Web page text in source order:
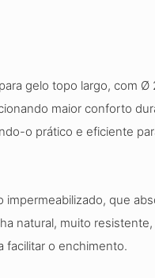
gelo topo largo, com
maior conforto
o prático e eficiente
impermeabilizado, que
natural, muito
facilitar o enchimento.